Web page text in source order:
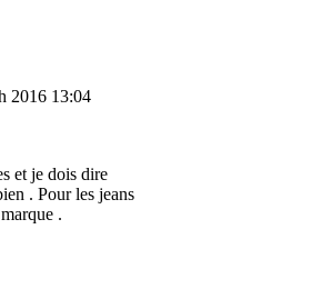
2016 13:04
et je dois dire
. Pour les jeans
.